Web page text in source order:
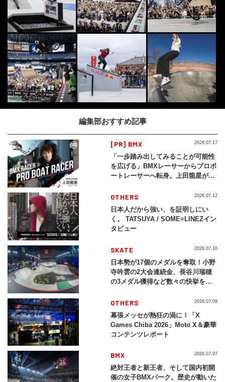
編集部おすすめ記事
[PR] BMX
「一歩踏み出してみることが可能性
を広げる」BMXレーサーからプロボ
ートレーサーへ転身。上田龍星が体
2026.07.17
OTHERS
日本人だから強い、を証明しにい
く。 TATSUYA / SOME≡LINEZイン
タビュー
2026.07.12
SKATE
日本勢が17個のメダルを奪取！小野
寺吟雲の2大会連続金、長谷川瑞穂
の3メダル獲得など数々の快挙をプ
2026」
2026.07.10
OTHERS
幕張メッセが熱狂の渦に！「X
Games Chiba 2026」Moto X＆豪華
コンテンツレポート
2026.07.09
BMX
絶対王者と新王者、そして国内初開
催の女子BMXパーク。歴史が動いた
2026.07.07